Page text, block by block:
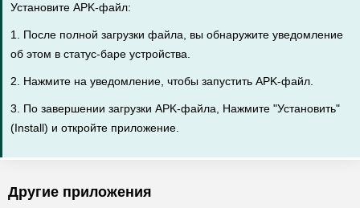
Установите APK-файл:
1. После полной загрузки файла, вы обнаружите уведомление
об этом в статус-баре устройства.
2. Нажмите на уведомление, чтобы запустить APK-файл.
3. По завершении загрузки APK-файла, Нажмите "Установить"
(Install) и откройте приложение.
Другие приложения